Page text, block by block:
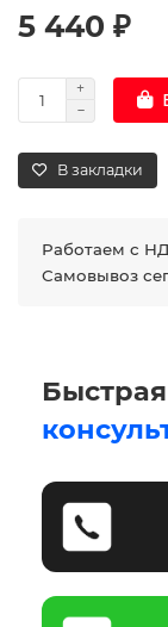
5 440 ₽
В закладки
Работаем с
Самовывоз